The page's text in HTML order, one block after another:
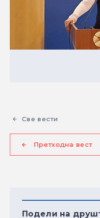
Све вести
Претходна вест
Подели на